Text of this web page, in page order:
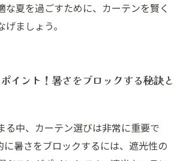
な夏を過ごすために、カーテンを賢く
ましょう。
イント！暑さをブロックする秘訣と
る中、カーテン選びは非常に重要で
に暑さをブロックするには、遮光性の